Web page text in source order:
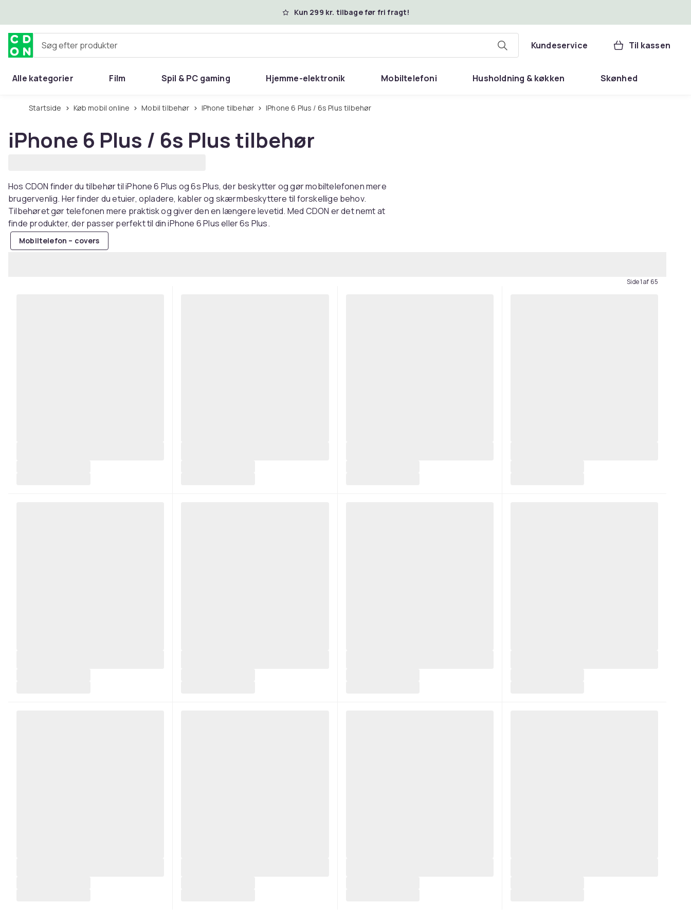
Kun 299 kr. tilbage før fri fragt!
Søg efter produkter Kundeservice Til kassen
Alle kategorier Film Spil & PC gaming Hjemme-elektronik Mobiltelefoni Husholdning & køkken Skønhed
Hjem & have
Startside Køb mobil online Mobil tilbehør iPhone tilbehør iPhone 6 Plus / 6s Plus tilbehør
iPhone 6 Plus / 6s Plus tilbehør
Hos CDON finder du tilbehør til iPhone 6 Plus og 6s Plus, der beskytter og gør mobiltelefonen mere
brugervenlig. Her finder du etuier, opladere, kabler og skærmbeskyttere til forskellige behov.
Tilbehøret gør telefonen mere praktisk og giver den en længere levetid. Med CDON er det nemt at
finde produkter, der passer perfekt til din iPhone 6 Plus eller 6s Plus.
Mobiltelefon – covers
Side 1 af 65